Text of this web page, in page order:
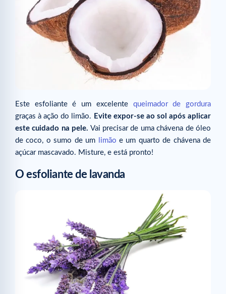
Este esfoliante é um excelente queimador de gordura
graças à ação do limão. Evite expor-se ao sol após aplicar
este cuidado na pele. Vai precisar de uma chávena de óleo
de coco, o sumo de um
limão e um quarto de chávena de
açúcar mascavado. Misture, e está pronto!
O esfoliante de lavanda